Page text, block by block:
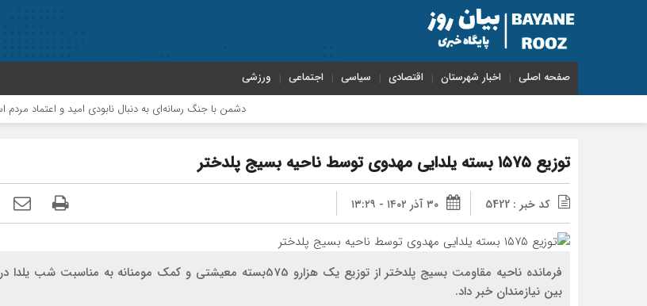
صفحه اصلی اخبار شهرستان اقتصادی سیاسی اجتماعی ورزشی
دشمن با جنگ رسانه‌ای به دنبال نابودی امید و اعتماد مردم است
توزیع ۱۵۷۵ بسته یلدایی مهدوی توسط ناحیه بسیج پلدختر
کد خبر : 5422 ۳۰ آذر ۱۴۰۲ - ۱۳:۲۹
فرمانده ناحیه مقاومت بسیج پلدختر از توزیع یک هزارو 575بسته معیشتی و کمک مومنانه به مناسبت شب یلدا در
بین نیازمندان خبر داد.